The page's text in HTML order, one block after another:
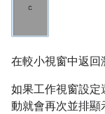
在較小視窗中返回
如果工作視窗設
動就會再次並排顯